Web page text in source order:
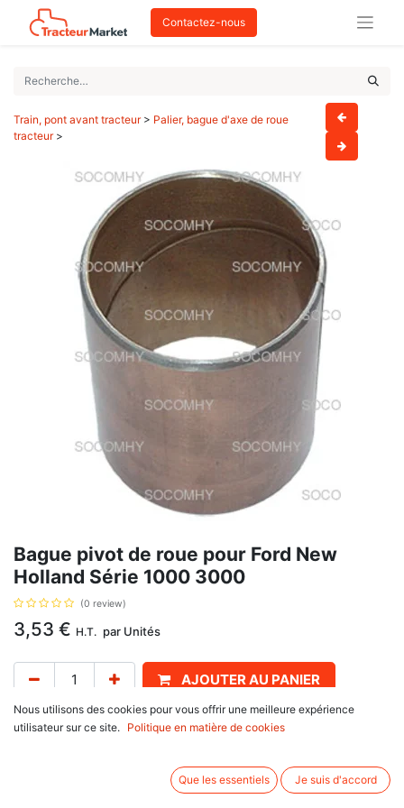
Contactez-nous
Train, pont avant tracteur> Palier, bague d'axe de roue
tracteur>
Bague pivot de roue pour Ford New
Holland Série 1000 3000
(0 review)
3,53 € H.T. par Unités
AJOUTER AU PANIER
Délai de livraison : 1 semaine
32,5. Référence : NWB7024, 002N3109, 2N3109, 83928346, 957E3109B,
B.4968, 2N3109, 81409100, 83928346, 957E3109B. Se monte sur :
Nous utilisons des cookies pour vous offrir une meilleure expérience
utilisateur sur ce site.
Politique en matière de cookies
Que les essentiels Je suis d'accord